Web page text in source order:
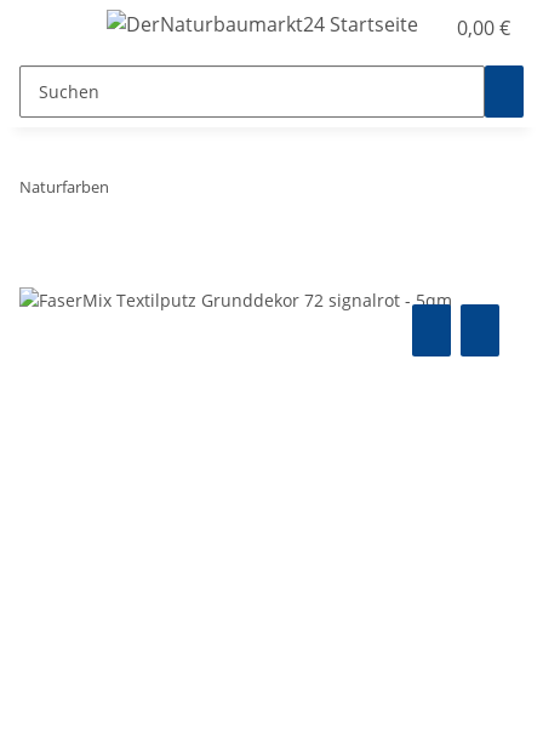
0,00 €
Naturfarben